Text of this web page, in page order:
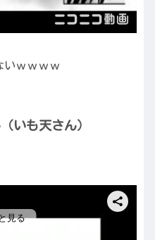
いｗｗｗｗ
いも天さん）